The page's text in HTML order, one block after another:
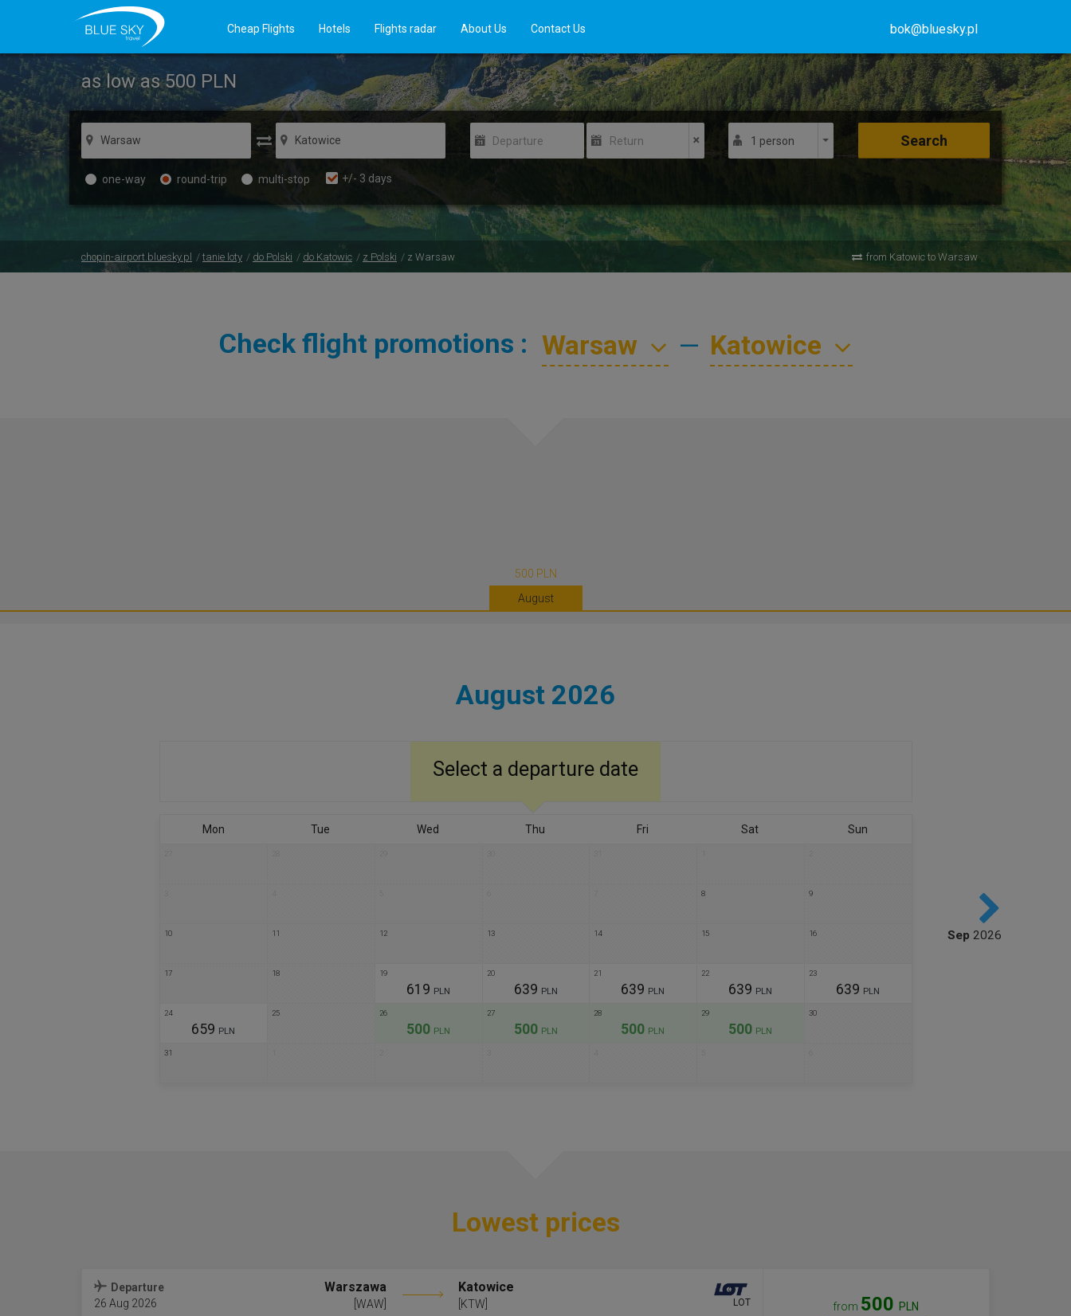
Cheap Flights Hotels Flights radar About Us Contact Us bok@bluesky.pl
as low as 500 PLN
Departure Return 1 person
one-way round-trip multi-stop +/- 3 days
Search
chopin-airport.bluesky.pl tanie loty do Polski do Katowic z Polski z Warsaw from Katowic to Warsaw
Check flight promotions : —
500 PLN
August
August 2026
Select a departure date
Mon Tue Wed Thu Fri Sat Sun
8 9
10 11 12 13 14 15 16
17 18 19
619 PLN
20
639 PLN
21
639 PLN
22
639 PLN
23
639 PLN
24
659 PLN
25 26
500 PLN
27
500 PLN
28
500 PLN
29
500 PLN
30
31
Sep 2026
Lowest prices
Departure
26 Aug 2026
Warszawa
[WAW]
Katowice
[KTW] LOT from 500PLN